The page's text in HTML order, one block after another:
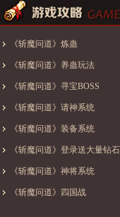
《斩魔问道》炼蛊
《斩魔问道》养蛊玩法
《斩魔问道》寻宝BOSS
《斩魔问道》请神系统
《斩魔问道》装备系统
《斩魔问道》登录送大量钻石
《斩魔问道》神将系统
《斩魔问道》四国战